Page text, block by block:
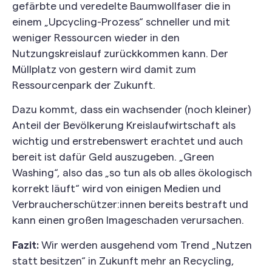
gefärbte und veredelte Baumwollfaser die in
einem „Upcycling-Prozess“ schneller und mit
weniger Ressourcen wieder in den
Nutzungskreislauf zurückkommen kann. Der
Müllplatz von gestern wird damit zum
Ressourcenpark der Zukunft.
Dazu kommt, dass ein wachsender (noch kleiner)
Anteil der Bevölkerung Kreislaufwirtschaft als
wichtig und erstrebenswert erachtet und auch
bereit ist dafür Geld auszugeben. „Green
Washing“, also das „so tun als ob alles ökologisch
korrekt läuft“ wird von einigen Medien und
Verbraucherschützer:innen bereits bestraft und
kann einen großen Imageschaden verursachen.
Fazit: Wir werden ausgehend vom Trend „Nutzen
statt besitzen“ in Zukunft mehr an Recycling,